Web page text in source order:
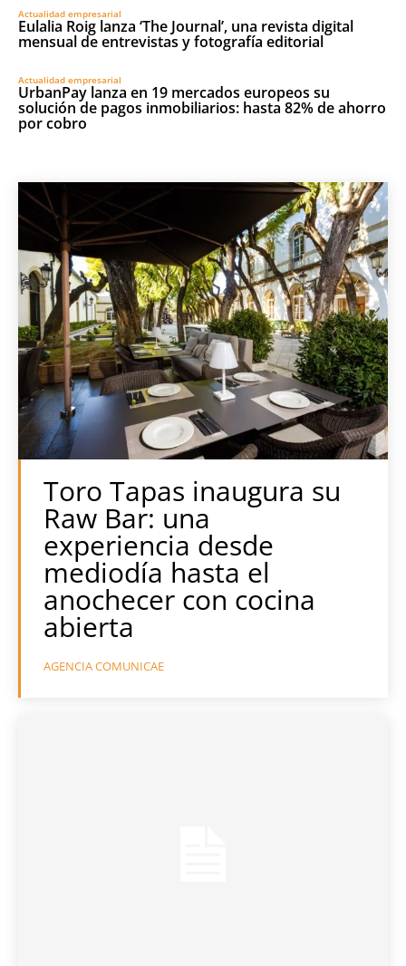
Actualidad empresarial
Eulalia Roig lanza ‘The Journal’, una revista digital
mensual de entrevistas y fotografía editorial
Actualidad empresarial
UrbanPay lanza en 19 mercados europeos su
solución de pagos inmobiliarios: hasta 82% de ahorro
por cobro
Toro Tapas inaugura su
Raw Bar: una
experiencia desde
mediodía hasta el
anochecer con cocina
abierta
AGENCIA COMUNICAE